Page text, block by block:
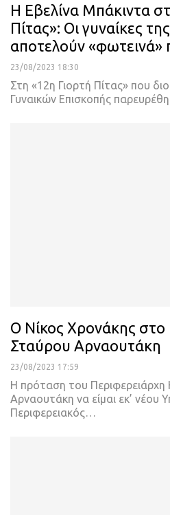
Η Εβελίνα Μπάκιντα
Πίτας»: Οι γυναίκες
αποτελούν «φωτεινά»
23/08/2023 18:30
Στη «12η Γιορτή Πίτας» που
Γυναικών Επισκοπής
Ο Νίκος Χρονάκης στο
Σταύρου Αρναουτάκη
23/08/2023 17:59
Η πρόταση του
Αρναουτάκη να είμαι εκ’ νέου
Περιφερειακός…